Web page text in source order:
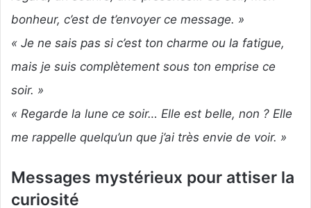
bonheur, c’est de t’envoyer ce message. »
« Je ne sais pas si c’est ton charme ou la fatigue,
mais je suis complètement sous ton emprise ce
soir. »
« Regarde la lune ce soir… Elle est belle, non ? Elle
me rappelle quelqu’un que j’ai très envie de voir. »
Messages mystérieux pour attiser la
curiosité